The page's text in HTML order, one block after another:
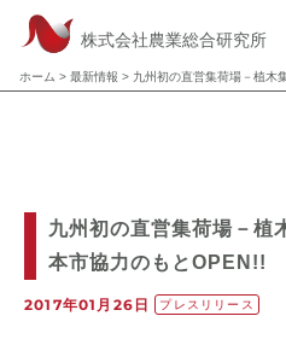
株式会社農業総合研究所
ホーム > 最新情報 >
九州初の直営集荷場－
本市協力のもとOPEN!!
2017年01月26日 プレスリリース